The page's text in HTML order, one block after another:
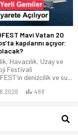
Mavi Vatan 20
kapılarını açıyor:
Havacılık, Uzay ve
Festivali
denizcilik ve su...
468